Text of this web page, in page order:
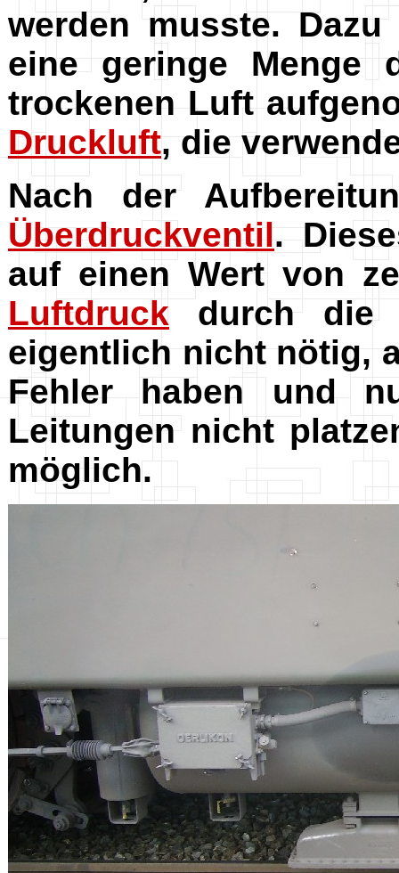
werden musste.
eine geringe Menge
trockenen Luft
Druckluft, die
Nach der
Überdruckventil.
auf einen Wert von
Luftdruck durch die
eigentlich nicht nötig,
Fehler haben und
Leitungen nicht
möglich.